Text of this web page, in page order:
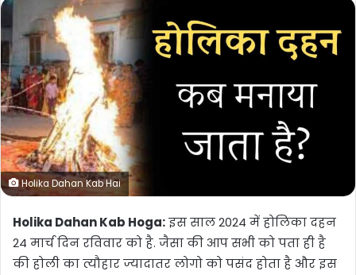
Holika Dahan Kab Hai
Holika Dahan Kab Hoga:इस साल 2024 में होलिका दहन
24 मार्च दिन रविवार को है. जैसा की आप सभी को पता ही है
की होली का त्यौहार ज्यादातर लोगो को पसंद होता है और इस